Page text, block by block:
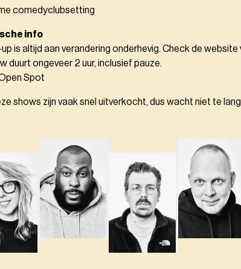
comedyclubsetting
info
up is altijd aan verandering onderhevig. Check de
duurt ongeveer 2 uur, inclusief pauze.
Spot
shows zijn vaak snel uitverkocht, dus wacht niet te